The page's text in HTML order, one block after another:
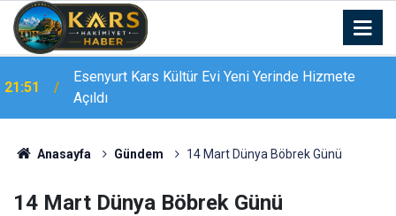
21:51
Esenyurt Kars Kültür Evi Yeni Yerinde Hizmete
Açıldı
21:19
Bingöl’de 16 dairelik bina alevlere teslim oldu:
Mahsur kalanları itfaiye merdivenle kurtardı
Anasayfa Gündem 14 Mart Dünya Böbrek Günü
14 Mart Dünya Böbrek Günü